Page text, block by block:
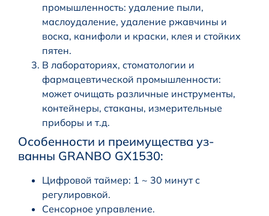
промышленность: удаление пыли,
маслоудаление, удаление ржавчины и
воска, канифоли и краски, клея и стойких
пятен.
В лабораториях, стоматологии и
фармацевтической промышленности:
может очищать различные инструменты,
контейнеры, стаканы, измерительные
приборы и т.д.
Особенности и преимущества уз-
ванны GRANBO GX1530:
Цифровой таймер: 1 ~ 30 минут с
регулировкой.
Сенсорное управление.